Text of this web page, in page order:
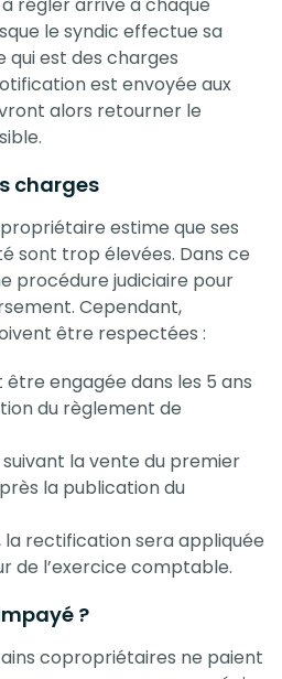
régler arrive à chaque
le syndic effectue sa
qui est des charges
est envoyée aux
alors retourner le
charges
estime que ses
sont trop élevées. Dans ce
procédure judiciaire pour
Cependant,
être respectées :
engagée dans les 5 ans
du règlement de
suivant la vente du premier
la publication du
la rectification sera appliquée
de l’exercice comptable.
?
copropriétaires ne paient